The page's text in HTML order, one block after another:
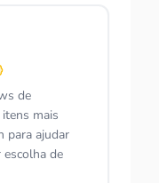
de
mais
para ajudar
escolha de